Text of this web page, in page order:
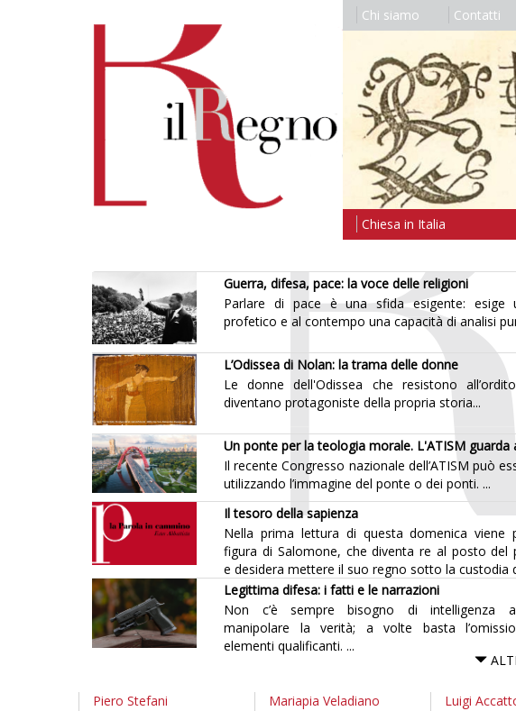
Chi siamo Contatti
Chiesa in Italia
Guerra, difesa, pace: la voce delle religioni
Parlare di pace è una sfida esigente: esige
profetico e al contempo una capacità di analisi
L’Odissea di Nolan: la trama delle donne
Le donne dell'Odissea che resistono
diventano protagoniste della propria storia...
Un ponte per la teologia morale. L'ATISM guarda
Il recente Congresso nazionale dell’ATISM può
utilizzando l’immagine del ponte o dei ponti. ...
Il tesoro della sapienza
Nella prima lettura di questa domenica viene
figura di Salomone, che diventa re al posto del
e desidera mettere il suo regno sotto la custodia
Legittima difesa: i fatti e le narrazioni
Non c’è sempre bisogno di intelligenza
manipolare la verità; a volte basta
elementi qualificanti. ...
Piero Stefani
Mariapia Veladiano
Luigi